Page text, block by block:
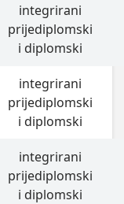
integrirani
prijediplomski
i diplomski
integrirani
prijediplomski
i diplomski
integrirani
prijediplomski
i diplomski